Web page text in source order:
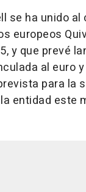
se ha unido
europeos
y que prevé
al euro
para la
entidad este